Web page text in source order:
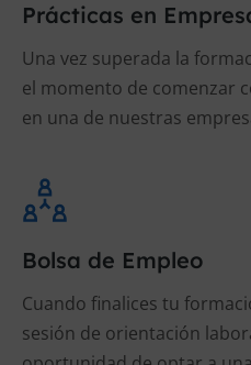
Prácticas en
Una vez superada la
el momento de comenzar
en una de nuestras
Bolsa de Empleo
Cuando finalices tu
sesión de orientación